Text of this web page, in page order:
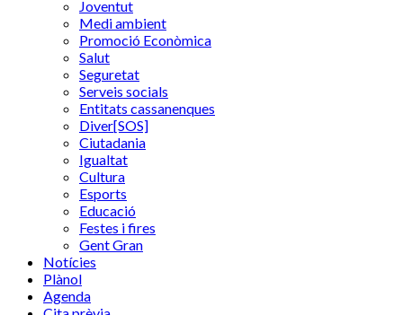
Joventut
Medi ambient
Promoció Econòmica
Salut
Seguretat
Serveis socials
Entitats cassanenques
Diver[SOS]
Ciutadania
Igualtat
Cultura
Esports
Educació
Festes i fires
Gent Gran
Notícies
Plànol
Agenda